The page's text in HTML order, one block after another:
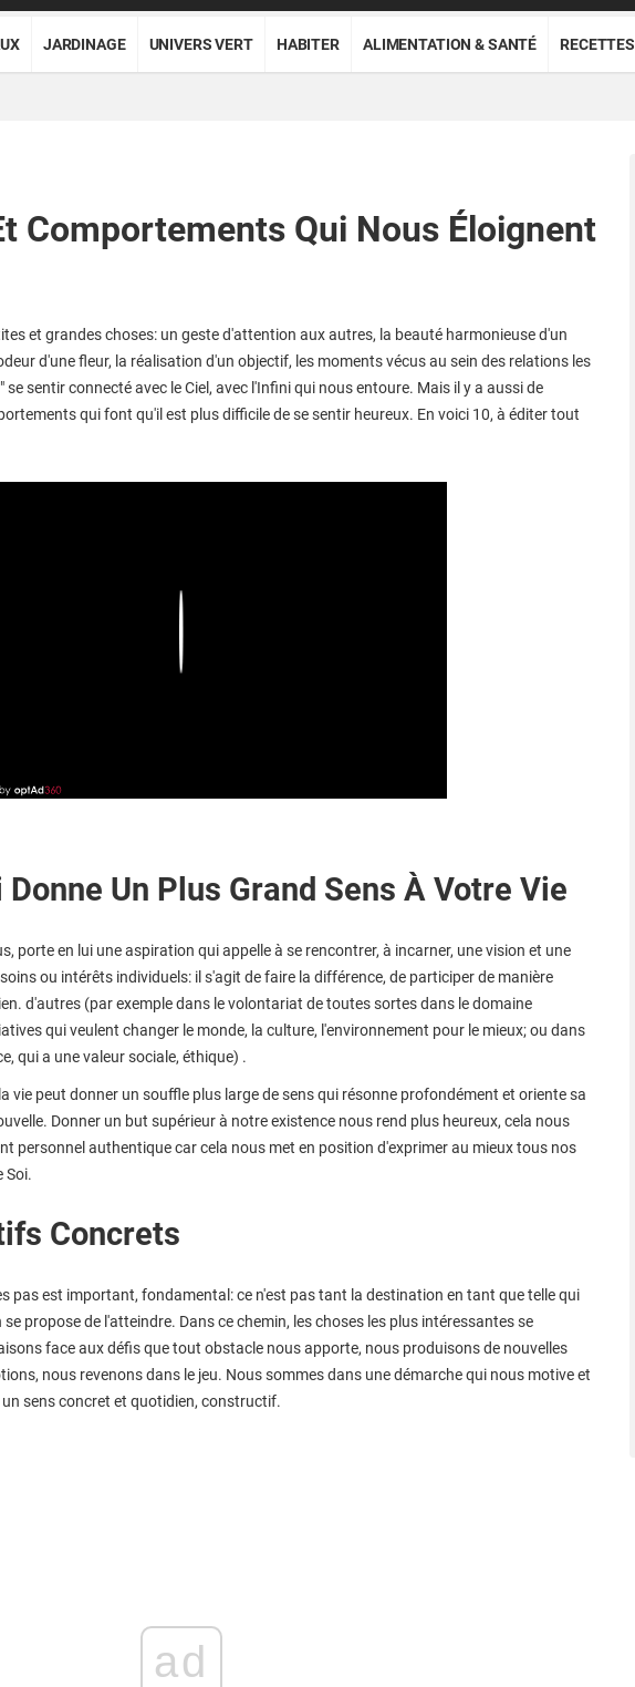
JARDINAGE UNIVERS VERT HABITER ALIMENTATION & SANTÉ RECETTES
Comportements Qui Nous Éloignent
et grandes choses: un geste d'attention aux autres, la beauté harmonieuse d'un
d'une fleur, la réalisation d'un objectif, les moments vécus au sein des relations les
sentir connecté avec le Ciel, avec l'Infini qui nous entoure. Mais il y a aussi de
qui font qu'il est plus difficile de se sentir heureux. En voici 10, à éditer tout
Un Plus Grand Sens À Votre Vie
porte en lui une aspiration qui appelle à se rencontrer, à incarner, une vision et une
ou intérêts individuels: il s'agit de faire la différence, de participer de manière
d'autres (par exemple dans le volontariat de toutes sortes dans le domaine
qui veulent changer le monde, la culture, l'environnement pour le mieux; ou dans
qui a une valeur sociale, éthique) .
vie peut donner un souffle plus large de sens qui résonne profondément et oriente sa
Donner un but supérieur à notre existence nous rend plus heureux, cela nous
personnel authentique car cela nous met en position d'exprimer au mieux tous nos
Soi.
Concrets
pas est important, fondamental: ce n'est pas tant la destination en tant que telle qui
propose de l'atteindre. Dans ce chemin, les choses les plus intéressantes se
face aux défis que tout obstacle nous apporte, nous produisons de nouvelles
nous revenons dans le jeu. Nous sommes dans une démarche qui nous motive et
sens concret et quotidien, constructif.
ad